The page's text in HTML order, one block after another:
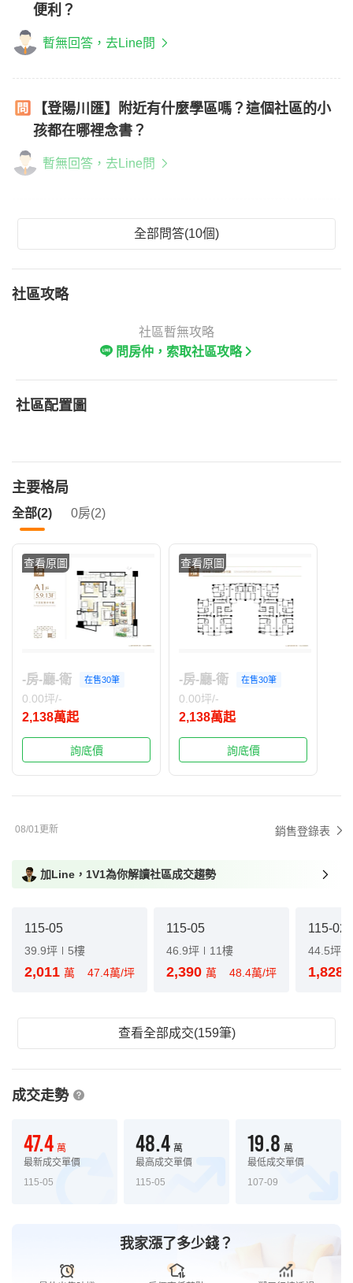
便利？
暫無回答，去Line問
【登陽川匯】附近有什麼學區嗎？這個社區的小
孩都在哪裡念書？
暫無回答，去Line問
全部問答(10個)
社區攻略
社區暫無攻略
問房仲，索取社區攻略
社區配置圖
主要格局
全部(2) 0房(2)
查看原圖
-房-廳-衛 在售30筆
0.00坪/-
2,138萬起
詢底價
查看原圖
-房-廳-衛 在售30筆
0.00坪/-
2,138萬起
詢底價
08/01更新 銷售登錄表
加Line，1V1為你解讀社區成交趨勢
115-05
39.9坪 5樓
2,011 萬 47.4萬/坪
115-05
46.9坪 11樓
2,390 萬 48.4萬/坪
115-02
44.5坪
1,828
查看全部成交(159筆)
成交走勢
47.4 萬
最新成交單價
115-05
48.4 萬
最高成交單價
115-05
19.8 萬
最低成交單價
107-09
我家漲了多少錢？